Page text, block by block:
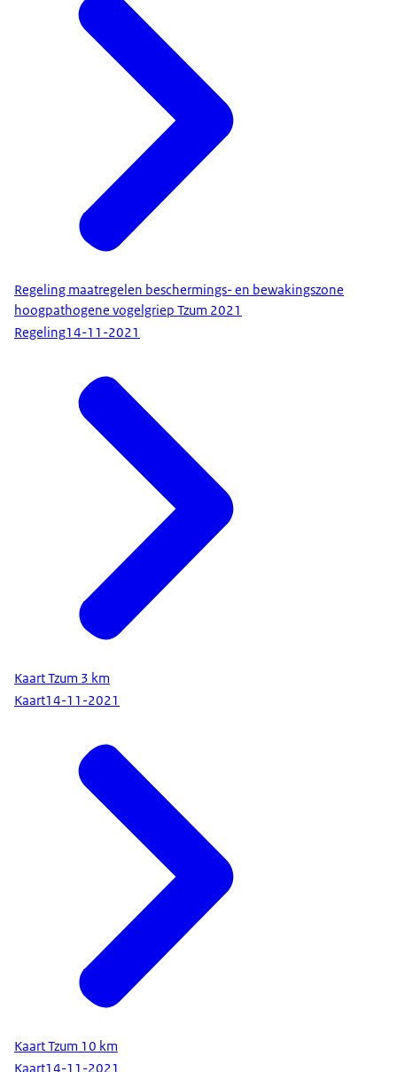
Regeling maatregelen beschermings- en bewakingszone
hoogpathogene vogelgriep Tzum 2021
Regeling14-11-2021
Kaart Tzum 3 km
Kaart14-11-2021
Kaart Tzum 10 km
Kaart14-11-2021